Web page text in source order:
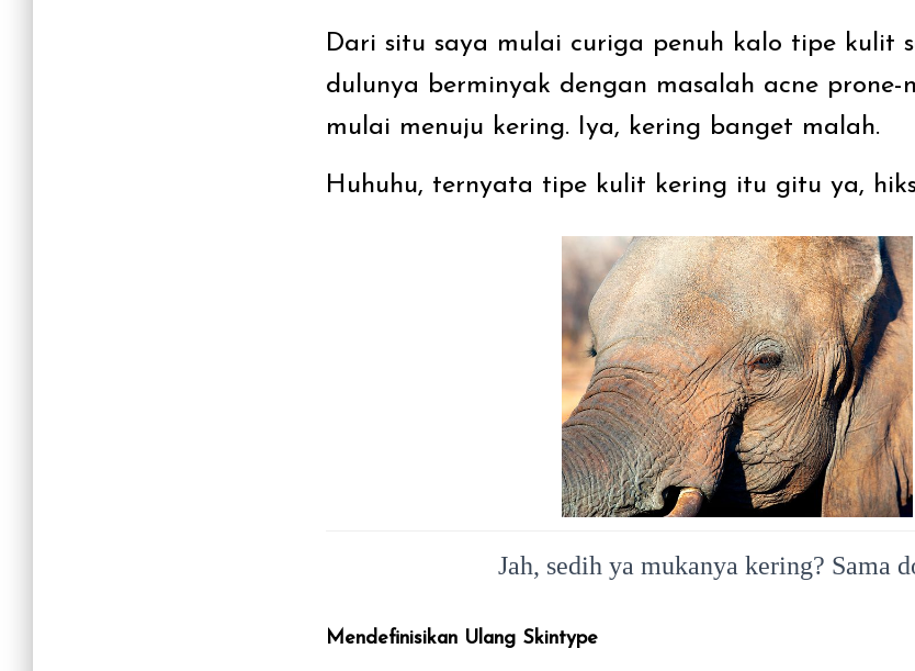
Dari situ saya mulai curiga penuh kalo tipe kulit
dulunya berminyak dengan masalah acne prone-
mulai menuju kering. Iya, kering banget malah.
Huhuhu, ternyata tipe kulit kering itu gitu ya,
Jah, sedih ya mukanya kering? Sama
Mendefinisikan Ulang Skintype